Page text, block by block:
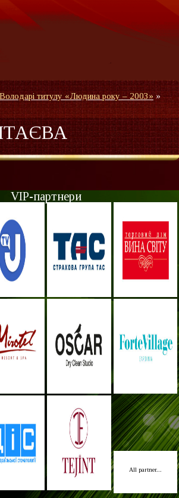
Володарі титулу «Людина року – 2003» »
VIP-партнери
All partner...